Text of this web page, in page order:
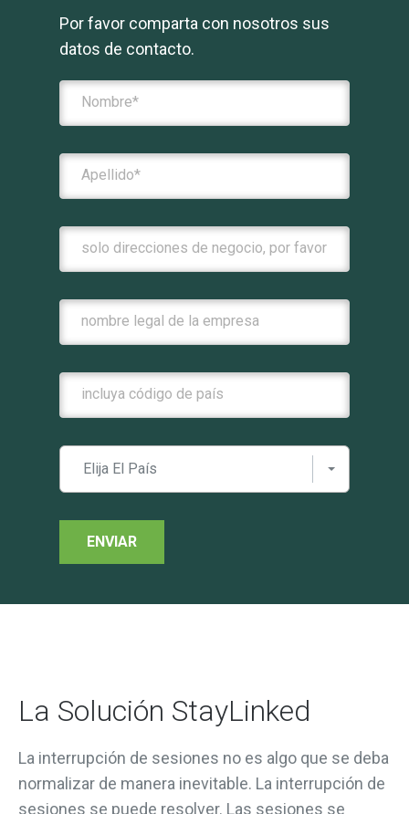
Por favor comparta con nosotros sus
datos de contacto.
Elija El País
La Solución StayLinked
La interrupción de sesiones no es algo que se deba
normalizar de manera inevitable. La interrupción de
sesiones se puede resolver. Las sesiones se